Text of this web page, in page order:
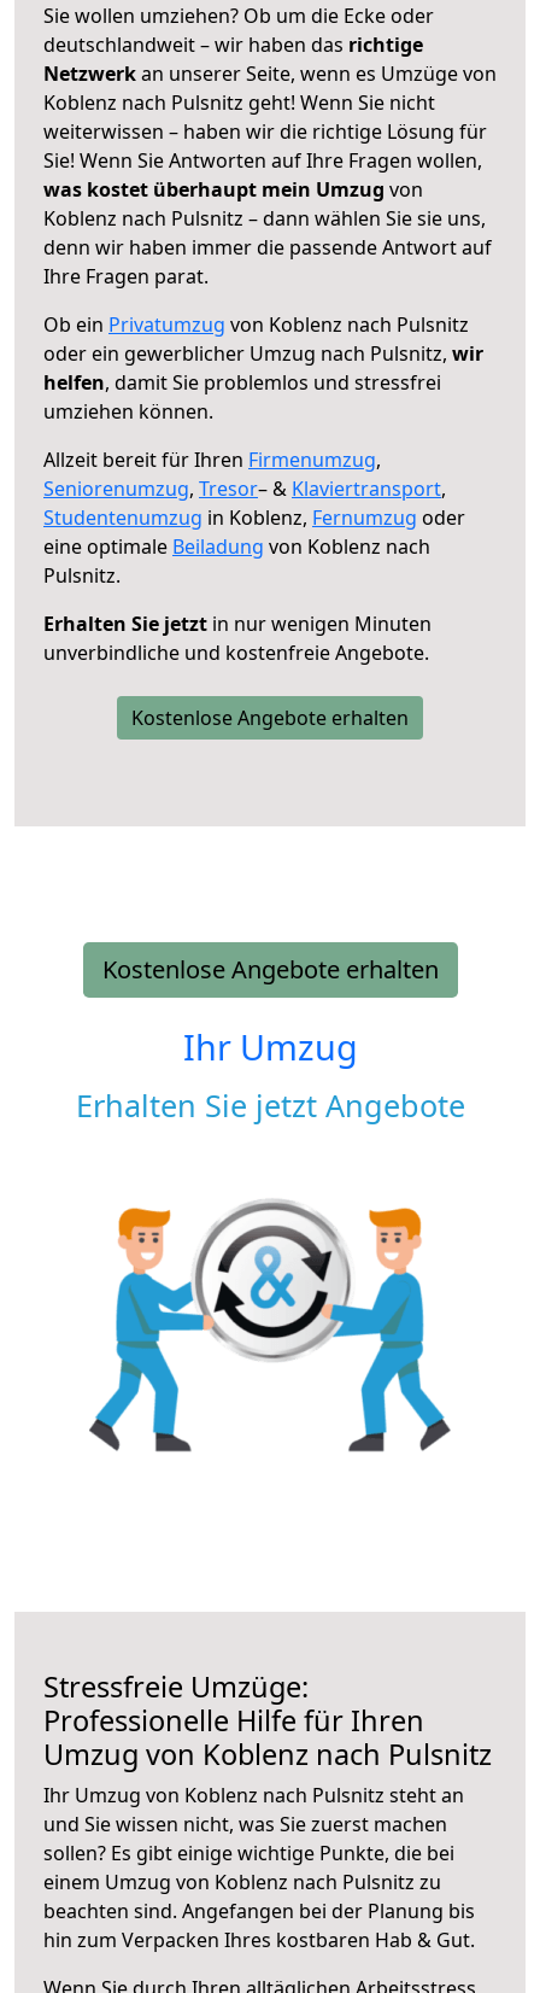
Sie wollen umziehen? Ob um die Ecke oder
deutschlandweit – wir haben das richtige
Netzwerkan unserer Seite, wenn es Umzüge von
Koblenz nach Pulsnitz geht! Wenn Sie nicht
weiterwissen – haben wir die richtige Lösung für
Sie! Wenn Sie Antworten auf Ihre Fragen wollen,
was kostet überhaupt mein Umzug von
Koblenz nach Pulsnitz – dann wählen Sie sie uns,
denn wir haben immer die passende Antwort auf
Ihre Fragen parat.
Ob ein Privatumzug von Koblenz nach Pulsnitz
oder ein gewerblicher Umzug nach Pulsnitz, wir
helfen, damit Sie problemlos und stressfrei
umziehen können.
Allzeit bereit für Ihren Firmenumzug,
Seniorenumzug, Tresor– & Klaviertransport,
Studentenumzug in Koblenz, Fernumzug oder
eine optimale Beiladung von Koblenz nach
Pulsnitz.
Erhalten Sie jetzt in nur wenigen Minuten
unverbindliche und kostenfreie Angebote.
Kostenlose Angebote erhalten
Kostenlose Angebote erhalten
Ihr Umzug
Erhalten Sie jetzt Angebote
Stressfreie Umzüge:
Professionelle Hilfe für Ihren
Umzug von Koblenz nach Pulsnitz
Ihr Umzug von Koblenz nach Pulsnitz steht an
und Sie wissen nicht, was Sie zuerst machen
sollen? Es gibt einige wichtige Punkte, die bei
einem Umzug von Koblenz nach Pulsnitz zu
beachten sind. Angefangen bei der Planung bis
hin zum Verpacken Ihres kostbaren Hab & Gut.